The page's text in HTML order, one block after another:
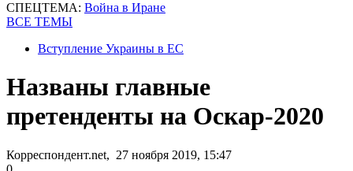
СПЕЦТЕМА: Война в Иране
ВСЕ ТЕМЫ
Вступление Украины в ЕС
Названы главные
претенденты на Оскар-2020
Корреспондент.net, 27 ноября 2019, 15:47